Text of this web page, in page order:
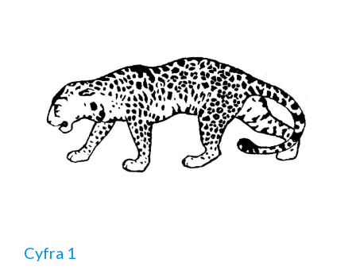
Cyfra 1